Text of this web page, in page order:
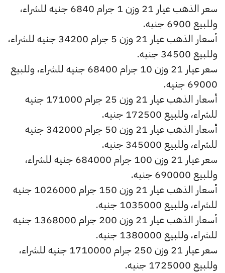
سعر الذهب عيار 21 وزن 1 جرام 6840 جنيه للشراء،
وللبيع 6900 جنيه.
أسعار الذهب عيار 21 وزن 5 جرام 34200 جنيه للشراء،
وللبيع 34500 جنيه.
سعر عيار 21 وزن 10 جرام 68400 جنيه للشراء، وللبيع
69000 جنيه.
أسعار الذهب عيار 21 وزن 25 جرام 171000 جنيه
للشراء، وللبيع 172500 جنيه.
أسعار الذهب عيار 21 وزن 50 جرام 342000 جنيه
للشراء، وللبيع 345000 جنيه.
سعر عيار 21 وزن 100 جرام 684000 جنيه للشراء،
وللبيع 690000 جنيه.
أسعار الذهب عيار 21 وزن 150 جرام 1026000 جنيه
للشراء، وللبيع 1035000 جنيه.
أسعار الذهب عيار 21 وزن 200 جرام 1368000 جنيه
للشراء، وللبيع 1380000 جنيه.
سعر عيار 21 وزن 250 جرام 1710000 جنيه للشراء،
وللبيع 1725000 جنيه.